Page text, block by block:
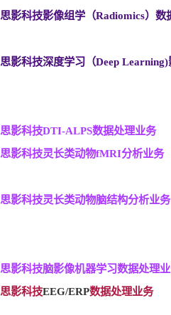
思影科技影像组学（Radiomics）数
思影科技深度学习（Deep Learning)
思影科技DTI-ALPS数据处理业务
思影科技灵长类动物fMRI分析业务
思影科技灵长类动物脑结构分析业
思影科技脑影像机器学习数据处理
思影科技EEG/ERP数据处理业务